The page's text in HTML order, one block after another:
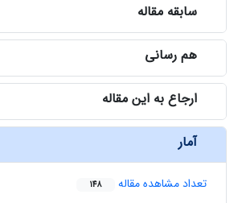
سابقه مقاله
هم رسانی
ارجاع به این مقاله
آمار
تعداد مشاهده مقاله 148